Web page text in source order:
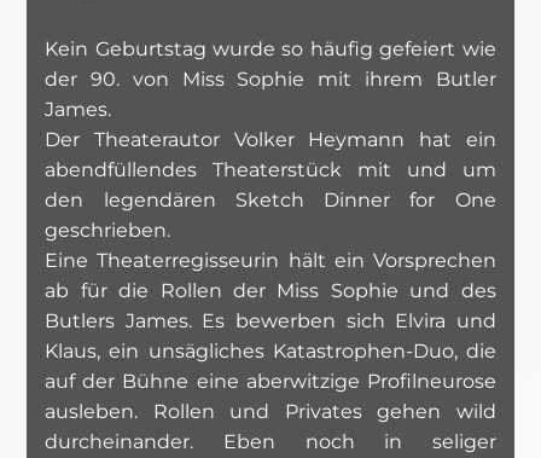
Kein Geburtstag wurde so häufig gefeiert wie
der 90. von Miss Sophie mit ihrem Butler
James.
Der Theaterautor Volker Heymann hat ein
abendfüllendes Theaterstück mit und um
den legendären Sketch Dinner for One
geschrieben.
Eine Theaterregisseurin hält ein Vorsprechen
ab für die Rollen der Miss Sophie und des
Butlers James. Es bewerben sich Elvira und
Klaus, ein unsägliches Katastrophen-Duo, die
auf der Bühne eine aberwitzige Profilneurose
ausleben. Rollen und Privates gehen wild
durcheinander. Eben noch in seliger